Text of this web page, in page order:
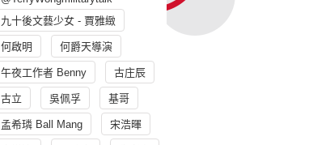
九十後文藝少女 - 賈雅緻
何啟明 何爵天導演
午夜工作者 Benny 古庄辰
古立 吳佩孚 基哥
孟希璘 Ball Mang 宋浩暉